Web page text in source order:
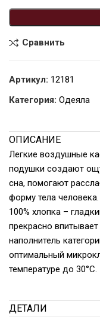
Сравнить
Артикул: 12181
Категория: Одеяла
ОПИСАНИЕ
Легкие воздушные
подушки создают
сна, помогают
форму тела
100% хлопка –
прекрасно
наполнитель
оптимальный
температуре до 30°С.
ДЕТАЛИ